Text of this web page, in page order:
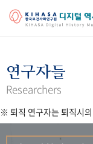
걸어온 길 기관 변
연구 역사
정책과 연구 키워
연구자들
Researchers
※ 퇴직 연구자는 퇴직시